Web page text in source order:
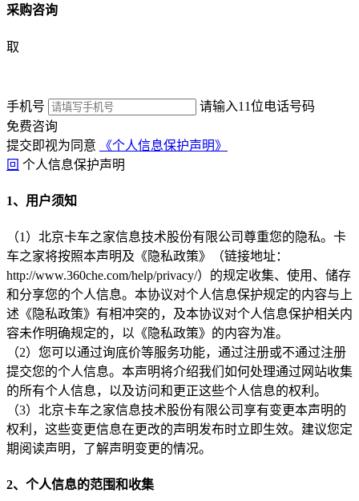
采购咨询
取
手机号
请输入11位电话号码
免费咨询
提交即视为同意
《个人信息保护声明》
回 个人信息保护声明
1、用户须知
（1）北京卡车之家信息技术股份有限公司尊重您的隐私。卡
车之家将按照本声明及《隐私政策》（链接地址：
http://www.360che.com/help/privacy/）的规定收集、使用、储存
和分享您的个人信息。本协议对个人信息保护规定的内容与上
述《隐私政策》有相冲突的，及本协议对个人信息保护相关内
容未作明确规定的，以《隐私政策》的内容为准。
（2）您可以通过询底价等服务功能，通过注册或不通过注册
提交您的个人信息。本声明将介绍我们如何处理通过网站收集
的所有个人信息，以及访问和更正这些个人信息的权利。
（3）北京卡车之家信息技术股份有限公司享有变更本声明的
权利，这些变更信息在更改的声明发布时立即生效。建议您定
期阅读声明，了解声明变更的情况。
2、个人信息的范围和收集